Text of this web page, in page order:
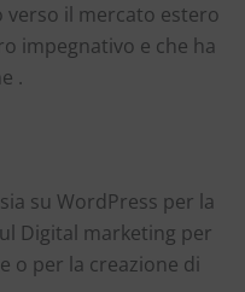
verso il mercato estero
impegnativo e che ha
.
su WordPress per la
Digital marketing per
o per la creazione di